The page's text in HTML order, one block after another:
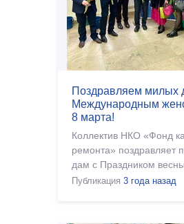
Поздравляем милых
Международным
8 марта!
Коллектив НКО «Фонд
ремонта» поздравляет
дам с Праздником
Желаем Вам удачи,
Публикация 3 года назад